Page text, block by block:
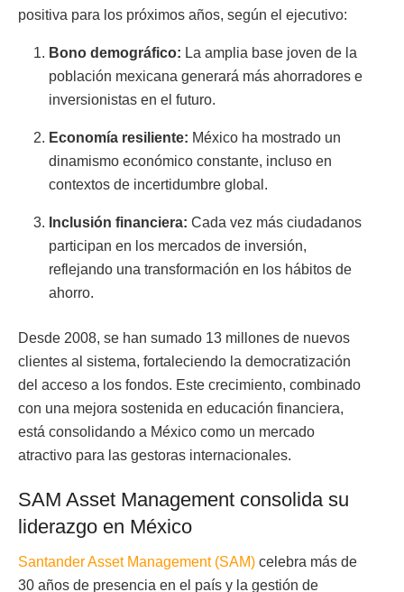
positiva para los próximos años, según el ejecutivo:
Bono demográfico: La amplia base joven de la
población mexicana generará más ahorradores e
inversionistas en el futuro.
Economía resiliente: México ha mostrado un
dinamismo económico constante, incluso en
contextos de incertidumbre global.
Inclusión financiera: Cada vez más ciudadanos
participan en los mercados de inversión,
reflejando una transformación en los hábitos de
ahorro.
Desde 2008, se han sumado 13 millones de nuevos
clientes al sistema, fortaleciendo la democratización
del acceso a los fondos. Este crecimiento, combinado
con una mejora sostenida en educación financiera,
está consolidando a México como un mercado
atractivo para las gestoras internacionales.
SAM Asset Management consolida su
liderazgo en México
Santander Asset Management (SAM) celebra más de
30 años de presencia en el país y la gestión de